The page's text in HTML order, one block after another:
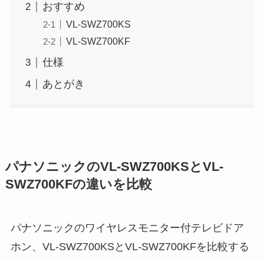
おすすめ
VL-SWZ700KS
VL-SWZ700KF
仕様
あとがき
パナソニックのVL-SWZ700KSとVL-
SWZ700KFの違いを比較
パナソニックのワイヤレスモニター付テレビドア
ホン、VL-SWZ700KSとVL-SWZ700KFを比較する